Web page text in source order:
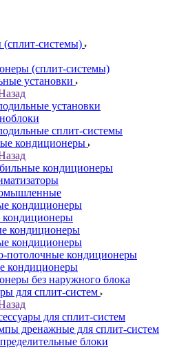
системы)
(сплит-системы)
установки
установки
сплит-системы
кондиционеры
кондиционеры
кондиционеры
кондиционеры
кондиционеры
потолочные кондиционеры
кондиционеры
без наружного блока
для сплит-систем
для сплит-систем
дренажные для сплит-систем
блоки